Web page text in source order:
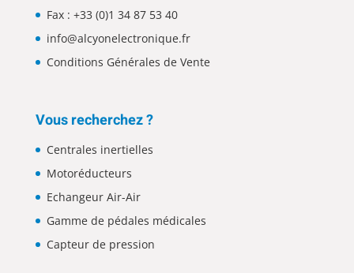
Fax : +33 (0)1 34 87 53 40
info@alcyonelectronique.fr
Conditions Générales de Vente
Vous recherchez ?
Centrales inertielles
Motoréducteurs
Echangeur Air-Air
Gamme de pédales médicales
Capteur de pression